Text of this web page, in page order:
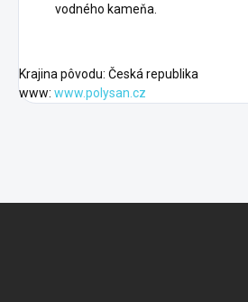
vodného kameňa.
Krajina pôvodu: Česká republika
www: www.polysan.cz